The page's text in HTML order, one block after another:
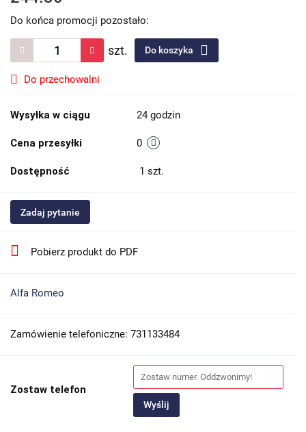
Do końca promocji pozostało:
szt. Do koszyka
Do przechowalni
Wysyłka w ciągu 24 godzin
Cena przesyłki 0
Dostępność 1 szt.
Zadaj pytanie
Pobierz produkt do PDF
Alfa Romeo
Zamówienie telefoniczne: 731133484
Zostaw telefon
Wyślij